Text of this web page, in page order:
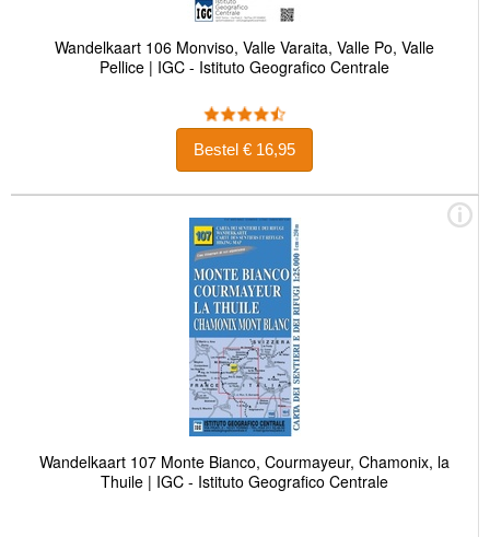
Wandelkaart 106 Monviso, Valle Varaita, Valle Po, Valle
Pellice | IGC - Istituto Geografico Centrale
Bestel € 16,95
Wandelkaart 107 Monte Bianco, Courmayeur, Chamonix, la
Thuile | IGC - Istituto Geografico Centrale